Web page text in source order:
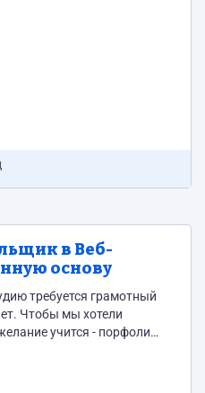
любого
в долгосрочном
проектами и
людей, которые
предложить от...
в Веб-
основу
требуется грамотный
учится - порфолио
не нужны) -